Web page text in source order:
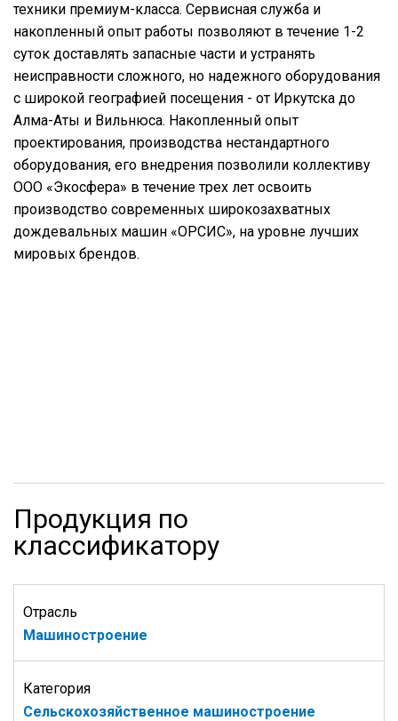
техники премиум-класса. Сервисная служба и
накопленный опыт работы позволяют в течение 1-2
суток доставлять запасные части и устранять
неисправности сложного, но надежного оборудования
с широкой географией посещения - от Иркутска до
Алма-Аты и Вильнюса. Накопленный опыт
проектирования, производства нестандартного
оборудования, его внедрения позволили коллективу
ООО «Экосфера» в течение трех лет освоить
производство современных широкозахватных
дождевальных машин «ОРСИС», на уровне лучших
мировых брендов.
Продукция по
классификатору
Отрасль
Машиностроение
Категория
Сельскохозяйственное машиностроение